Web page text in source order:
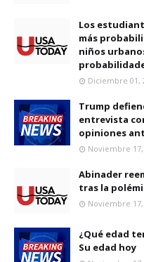
Los
más
niños
Diciembre 01,
Trump
entrevista
opiniones
Noviembre 17,
Abinader
tras la
Noviembre 17,
¿Qué edad
Su edad hoy